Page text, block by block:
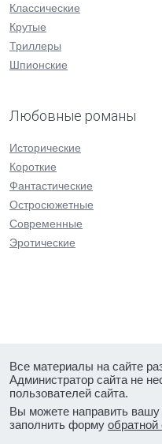
Классические
Крутые
Триллеры
Шпионские
Любовные романы
Исторические
Короткие
Фантастические
Остросюжетные
Современные
Эротические
Все материалы на сайте
Администратор сайта не
пользователей сайта.
Вы можете направить
заполнить форму обратной